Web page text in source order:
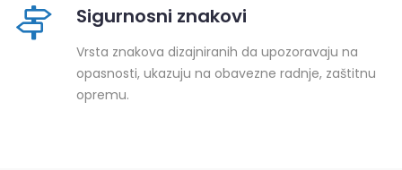
Sigurnosni znakovi
Vrsta znakova dizajniranih da upozoravaju na
opasnosti, ukazuju na obavezne radnje, zaštitnu
opremu.